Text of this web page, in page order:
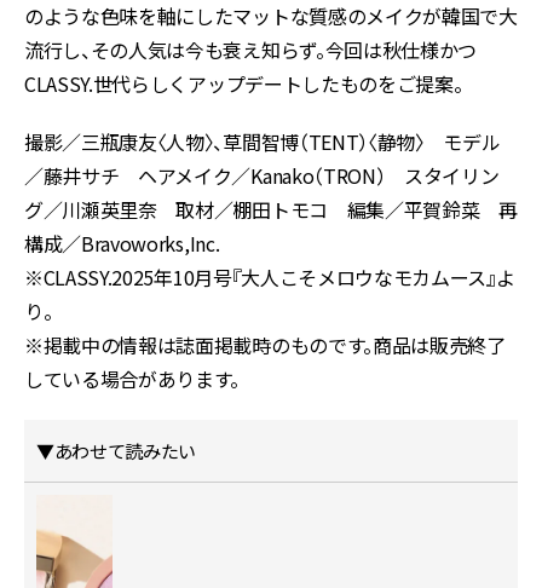
のような色味を軸にしたマットな質感のメイクが韓国で大
流行し、その人気は今も衰え知らず。今回は秋仕様かつ
CLASSY.世代らしくアップデートしたものをご提案。
撮影／三瓶康友〈人物〉、草間智博（TENT）〈静物〉 モデル
／藤井サチ ヘアメイク／Kanako（TRON） スタイリン
グ／川瀬英里奈 取材／棚田トモコ 編集／平賀鈴菜 再
構成／Bravoworks,Inc.
※CLASSY.2025年10月号『大人こそメロウなモカムース』よ
り。
※掲載中の情報は誌面掲載時のものです。商品は販売終了
している場合があります。
▼あわせて読みたい